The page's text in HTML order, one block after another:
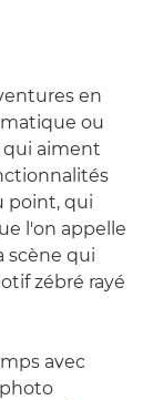
en
ou
qui aiment
point, qui
l'on appelle
scène qui
zébré rayé
avec
photo